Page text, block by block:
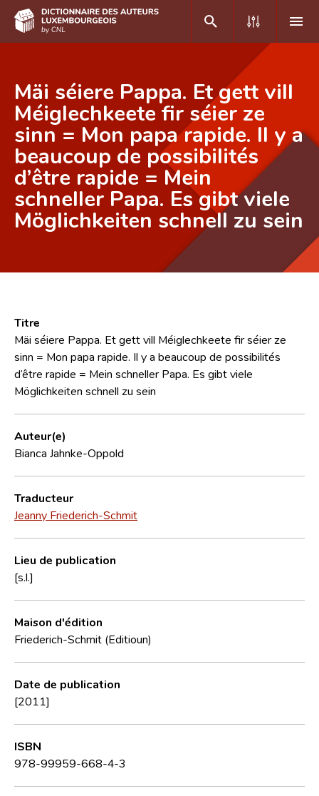
DE FR
Accueil
Auteur(e)s A-Z
Recherche avancée
Foire aux questions
Équipe scientifique
Mäi séiere Pappa. Et gett vill
Méiglechkeete fir séier ze
sinn = Mon papa rapide. Il y a
beaucoup de possibilités
d’être rapide = Mein
schneller Papa. Es gibt viele
Möglichkeiten schnell zu sein
Titre
Mäi séiere Pappa. Et gett vill Méiglechkeete fir séier ze
sinn = Mon papa rapide. Il y a beaucoup de possibilités
d’être rapide = Mein schneller Papa. Es gibt viele
Möglichkeiten schnell zu sein
Auteur(e)
Bianca Jahnke-Oppold
Traducteur
Jeanny Friederich-Schmit
Lieu de publication
[s.l.]
Maison d'édition
Friederich-Schmit (Editioun)
Date de publication
[2011]
ISBN
978-99959-668-4-3